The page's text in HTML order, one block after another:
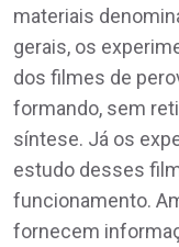
materiais
gerais, os
dos filmes de
formando, sem
síntese. Já os
estudo desses
funcionamento.
fornecem